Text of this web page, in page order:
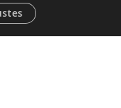
15 de septiembre